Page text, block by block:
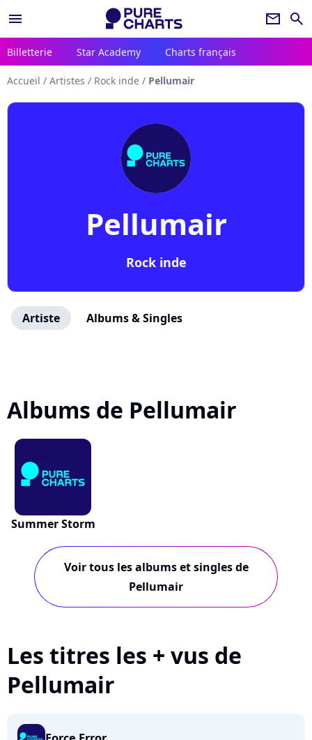
menu newsletter search
Billetterie Star Academy Charts français
Accueil / Artistes / Rock inde / Pellumair
Pellumair
Rock inde
Artiste Albums & Singles
Albums de Pellumair
Summer Storm
Voir tous les albums et singles de
Pellumair
Les titres les + vus de
Pellumair